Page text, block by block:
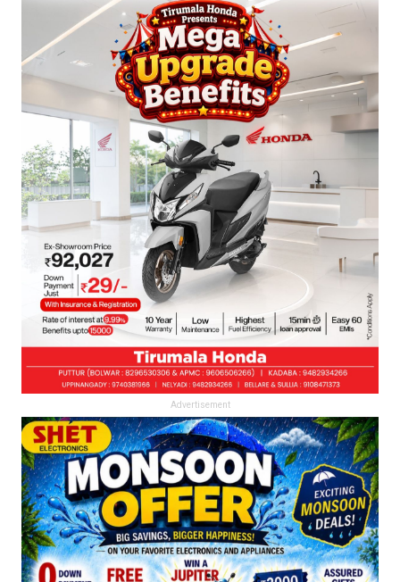
Advertisement